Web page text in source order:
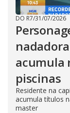
DO R7/31/07/2026
acumula
piscinas
Residente na
acumula títulos
master